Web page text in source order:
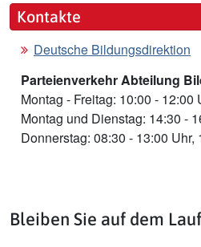
Kontakte
Deutsche Bildungsdirektion
Parteienverkehr Abteilung
Montag - Freitag: 10:00 - 12:00
Montag und Dienstag: 14:30 -
Donnerstag: 08:30 - 13:00 Uhr,
Bleiben Sie auf dem